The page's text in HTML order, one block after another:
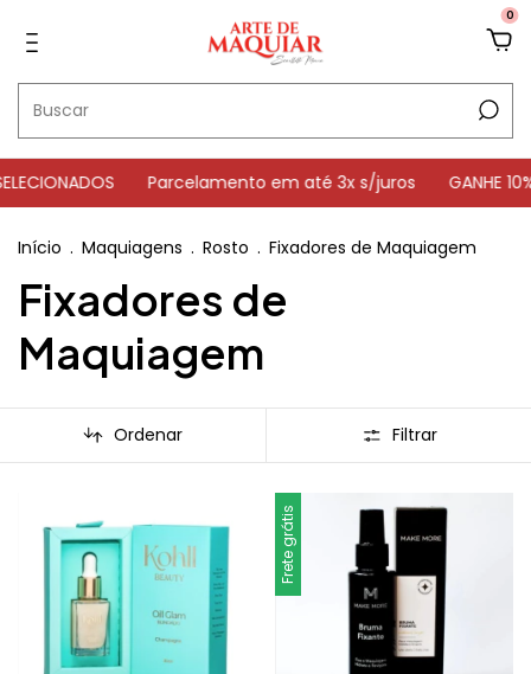
0
Parcelamento em até 3x s/juros GANHE 10%
Início . Maquiagens . Rosto . Fixadores de Maquiagem
Fixadores de
Maquiagem
Ordenar Filtrar
Frete grátis